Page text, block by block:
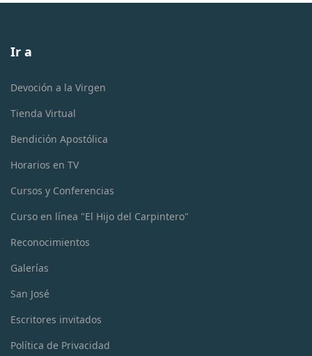
Ir a
Devoción a la Virgen
Tienda Virtual
Bendición Apostólica
Horarios en TV
Cursos y Conferencias
Curso en línea "El Hijo del Carpintero"
Reconocimientos
Galerías
San José
Escritores invitados
Política de Privacidad